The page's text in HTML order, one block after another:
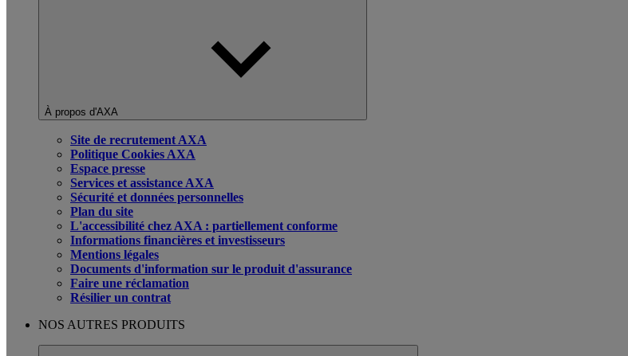
À propos d'AXA
Site de recrutement AXA
Politique Cookies AXA
Espace presse
Services et assistance AXA
Sécurité et données personnelles
Plan du site
L'accessibilité chez AXA : partiellement conforme
Informations financières et investisseurs
Mentions légales
Documents d'information sur le produit d'assurance
Faire une réclamation
Résilier un contrat
NOS AUTRES PRODUITS